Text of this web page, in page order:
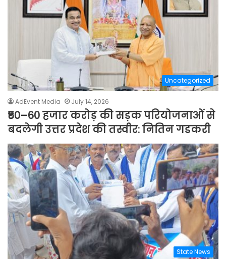
Uncategorized
AdEvent Media July 14, 2026
₹50–60 हजार करोड़ की सड़क परियोजनाओं से
बदलेगी उत्तर प्रदेश की तस्वीर: नितिन गडकरी
State News